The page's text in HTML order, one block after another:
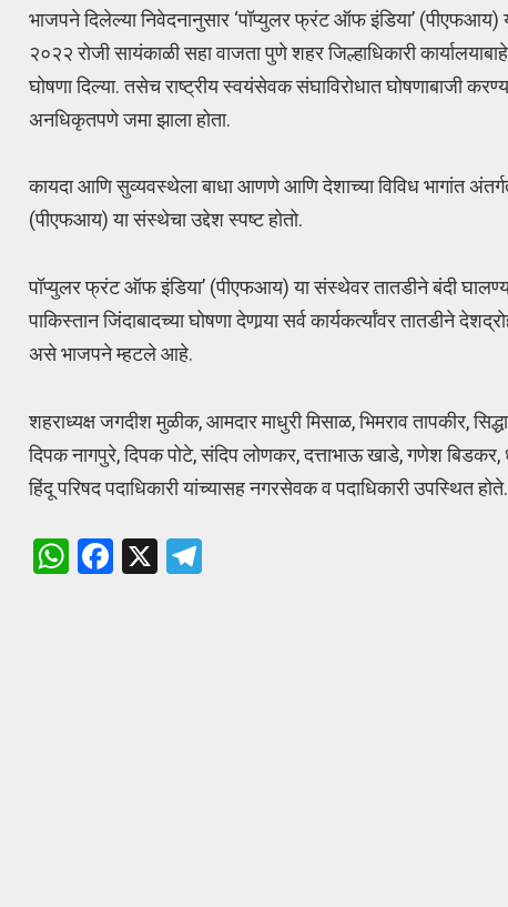
भाजपने दिलेल्या निवेदनानुसार ‘पॉप्युलर फ्रंट ऑफ इंडिया’
२०२२ रोजी सायंकाळी सहा वाजता पुणे शहर जिल्हाधिकारी
घोषणा दिल्या. तसेच राष्ट्रीय स्वयंसेवक संघाविरोधात घोषणाबाजी
अनधिकृतपणे जमा झाला होता.
कायदा आणि सुव्यवस्थेला बाधा आणणे आणि देशाच्या विविध भागांत
(पीएफआय) या संस्थेचा उद्देश स्पष्ट होतो.
पॉप्युलर फ्रंट ऑफ इंडिया’ (पीएफआय) या संस्थेवर तातडीने बंदी
पाकिस्तान जिंदाबादच्या घोषणा देणार्‍या सर्व कार्यकर्त्यांवर तातडीने
असे भाजपने म्हटले आहे.
शहराध्यक्ष जगदीश मुळीक, आमदार माधुरी मिसाळ, भिमराव तापकीर,
दिपक नागपुरे, दिपक पोटे, संदिप लोणकर, दत्ताभाऊ खाडे, गणेश
हिंदू परिषद पदाधिकारी यांच्यासह नगरसेवक व पदाधिकारी उपस्थित होते.
W F
X